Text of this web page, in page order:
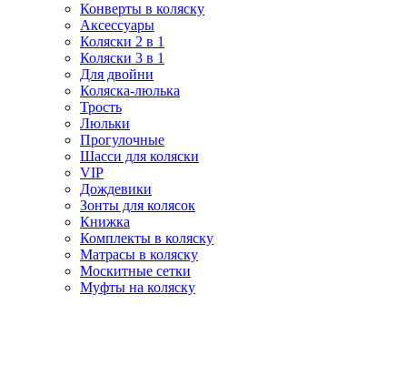
Конверты в коляску
Аксессуары
Коляски 2 в 1
Коляски 3 в 1
Для двойни
Коляска-люлька
Трость
Люльки
Прогулочные
Шасси для коляски
VIP
Дождевики
Зонты для колясок
Книжка
Комплекты в коляску
Матрасы в коляску
Москитные сетки
Муфты на коляску